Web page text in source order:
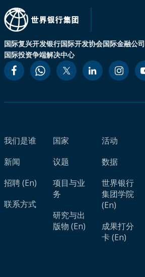
国际复兴开发银行国际开发协会国际金融公司
国际投资争端解决中心
我们是谁
新闻
招聘 (En)
联系方式
国家
议题
项目与业
务
研究与出
版物 (En)
活动
数据
世界银行
集团学院
(En)
成果打分
卡 (En)